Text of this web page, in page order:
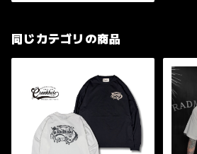
同じカテゴリの商品